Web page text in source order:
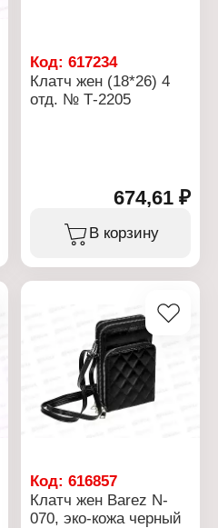
Код:617234
Клатч жен (18*26) 4
отд. № Т-2205
674,61 ₽
В корзину
Код:616857
Клатч жен Barez N-
070, эко-кожа черный